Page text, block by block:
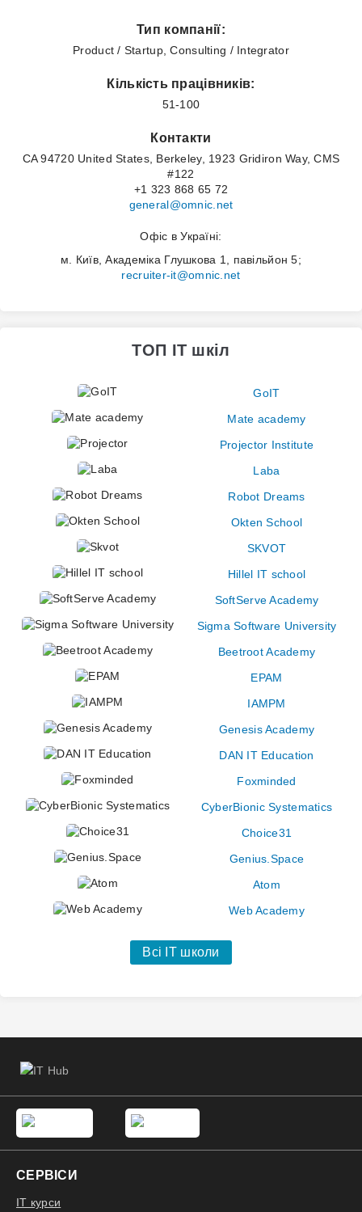
Тип компанії:
Product / Startup, Consulting / Integrator
Кількість працівників:
51-100
Контакти
CA 94720 United States, Berkeley, 1923 Gridiron Way, CMS
#122
+1 323 868 65 72
general@omnic.net
Офіс в Україні:
м. Київ, Академіка Глушкова 1, павільйон 5;
recruiter-it@omnic.net
ТОП IT шкіл
GoIT
Mate academy
Projector Institute
Laba
Robot Dreams
Okten School
SKVOT
Hillel IT school
SoftServe Academy
Sigma Software University
Beetroot Academy
EPAM
IAMPM
Genesis Academy
DAN IT Education
Foxminded
CyberBionic Systematics
Choice31
Genius.Space
Atom
Web Academy
Всі IT школи
СЕРВІСИ
IT курси